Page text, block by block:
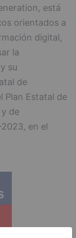
está
orientados a
digital,
la
su
de
Plan Estatal de
de
en el